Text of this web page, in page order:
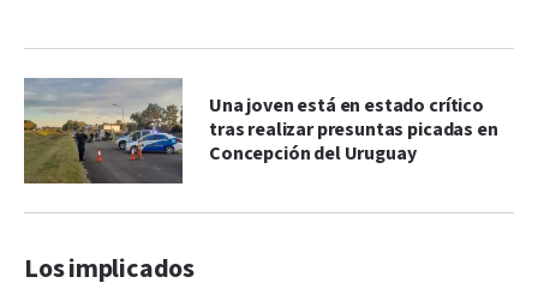
Una joven está en estado crítico
tras realizar presuntas picadas en
Concepción del Uruguay
Los implicados